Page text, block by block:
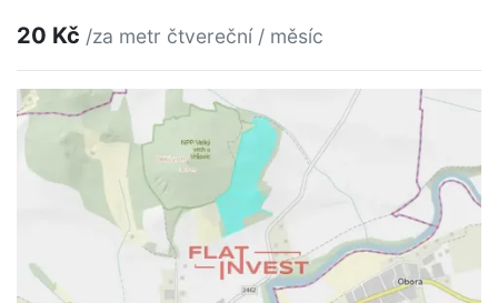
20 Kč /za metr čtvereční / měsíc